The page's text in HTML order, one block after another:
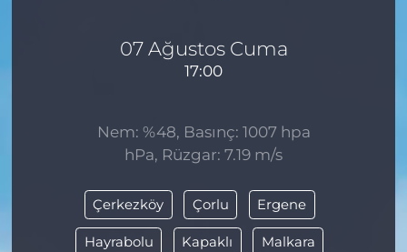
07 Ağustos Cuma
17:00
Nem: %48, Basınç: 1007 hpa
hPa, Rüzgar: 7.19 m/s
Çerkezköy Çorlu Ergene
Hayrabolu Kapaklı Malkara